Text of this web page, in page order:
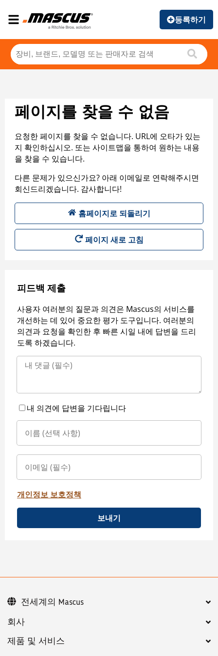
등록하기
페이지를 찾을 수 없음
요청한 페이지를 찾을 수 없습니다. URL에 오타가 있는
지 확인하십시오. 또는 사이트맵을 통하여 원하는 내용
을 찾을 수 있습니다.
다른 문제가 있으신가요? 아래 이메일로 연락해주시면
회신드리겠습니다. 감사합니다!
홈페이지로 되돌리기
페이지 새로 고침
피드백 제출
사용자 여러분의 질문과 의견은 Mascus의 서비스를
개선하는 데 있어 중요한 평가 도구입니다. 여러분의
의견과 요청을 확인한 후 빠른 시일 내에 답변을 드리
도록 하겠습니다.
내 의견에 답변을 기다립니다
개인정보 보호정책
보내기
회사
제품 및 서비스
전세계의 Mascus